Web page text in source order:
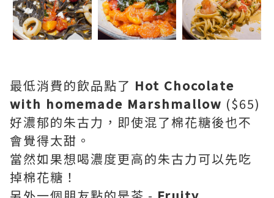
最低消費的飲品點了 Hot Chocolate
with homemade Marshmallow ($65)
好濃郁的朱古力，即使混了棉花糖後也不
會覺得太甜。
當然如果想喝濃度更高的朱古力可以先吃
掉棉花糖！